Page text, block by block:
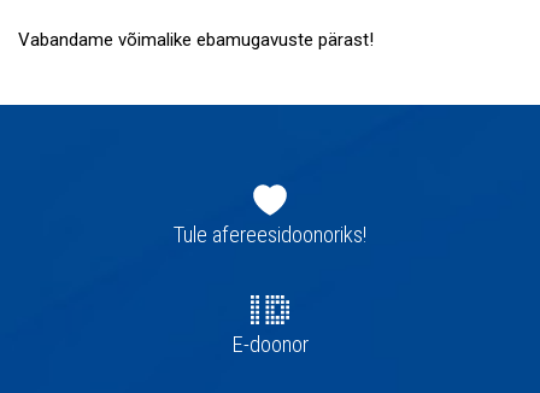
Vabandame võimalike ebamugavuste pärast!
navigatsioonTule afereesidoonoriks!
E-doonor